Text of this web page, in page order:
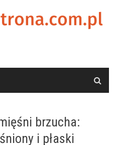
brzucha:
i płaski